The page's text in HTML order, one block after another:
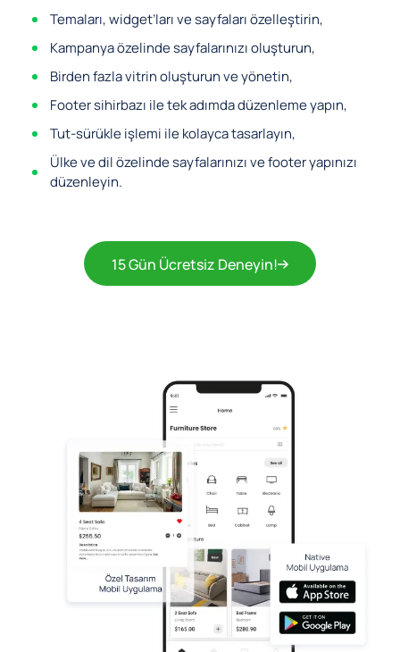
Temaları, widget’ları ve sayfaları özelleştirin,
Kampanya özelinde sayfalarınızı oluşturun,
Birden fazla vitrin oluşturun ve yönetin,
Footer sihirbazı ile tek adımda düzenleme yapın,
Tut-sürükle işlemi ile kolayca tasarlayın,
Ülke ve dil özelinde sayfalarınızı ve footer yapınızı
düzenleyin.
15 Gün Ücretsiz Deneyin!